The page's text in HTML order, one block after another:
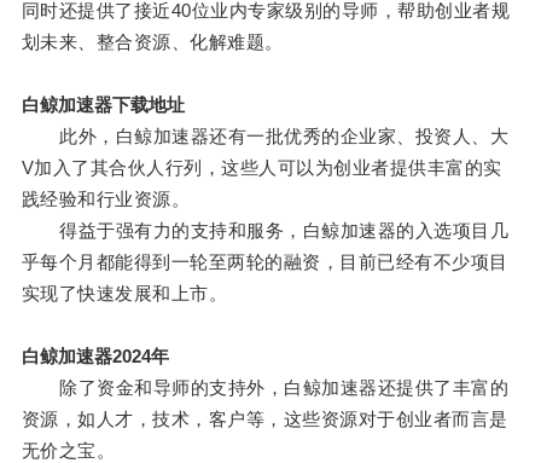
同时还提供了接近40位业内专家级别的导师，帮助创业者规
划未来、整合资源、化解难题。
白鲸加速器下载地址
此外，白鲸加速器还有一批优秀的企业家、投资人、大
V加入了其合伙人行列，这些人可以为创业者提供丰富的实
践经验和行业资源。
得益于强有力的支持和服务，白鲸加速器的入选项目几
乎每个月都能得到一轮至两轮的融资，目前已经有不少项目
实现了快速发展和上市。
白鲸加速器2024年
除了资金和导师的支持外，白鲸加速器还提供了丰富的
资源，如人才，技术，客户等，这些资源对于创业者而言是
无价之宝。